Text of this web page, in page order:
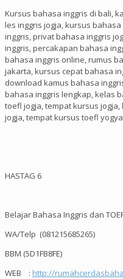
Kursus bahasa inggris di bali,
les inggris jogja, kursus
inggris, privat bahasa inggris
inggris, percakapan bahasa
bahasa inggris online, rumus
jakarta, kursus cepat bahasa
download kamus bahasa
bahasa inggris lengkap, kelas
toefl jogja, tempat kursus
jogja, tempat kursus toefl
HASTAG 6
Belajar Bahasa Inggris dan
WA/Telp (081215685265)
BBM (5D1FB8FE)
WEB : http://